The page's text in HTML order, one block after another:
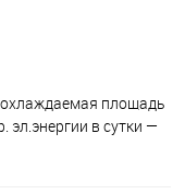
площадь
в сутки —